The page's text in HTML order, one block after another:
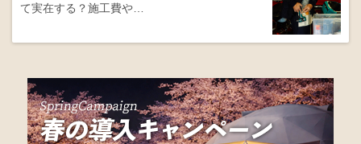
て実在する？施工費や…